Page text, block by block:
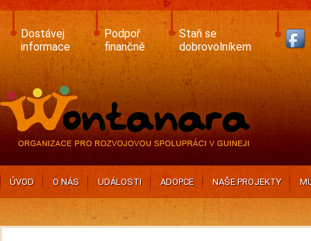
Skip
main
content
Dostávej
informace
Podpoř
finančně
Staň se
dobrovolníkem
ÚVOD O NÁS UDÁLOSTI ADOPCE NAŠE PROJEKTY